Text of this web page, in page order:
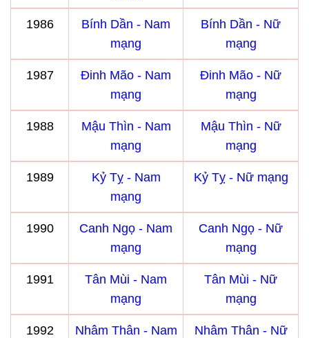
1986
Bính Dần - Nam
mạng
Bính Dần - Nữ
mạng
1987
Đinh Mão - Nam
mạng
Đinh Mão - Nữ
mạng
1988
Mậu Thìn - Nam
mạng
Mậu Thìn - Nữ
mạng
1989
Kỷ Tỵ - Nam
mạng
Kỷ Tỵ - Nữ mạng
1990
Canh Ngọ - Nam
mạng
Canh Ngọ - Nữ
mạng
1991
Tân Mùi - Nam
mạng
Tân Mùi - Nữ
mạng
1992
Nhâm Thân - Nam
Nhâm Thân - Nữ